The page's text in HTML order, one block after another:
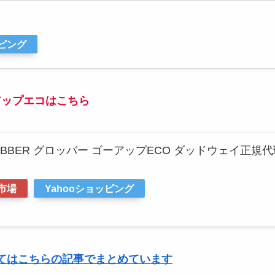
ング
プエコはこちら
グロッバー ゴーアップECO ダッドウェイ正規
場 Yahooショッピング
はこちらの記事でまとめています